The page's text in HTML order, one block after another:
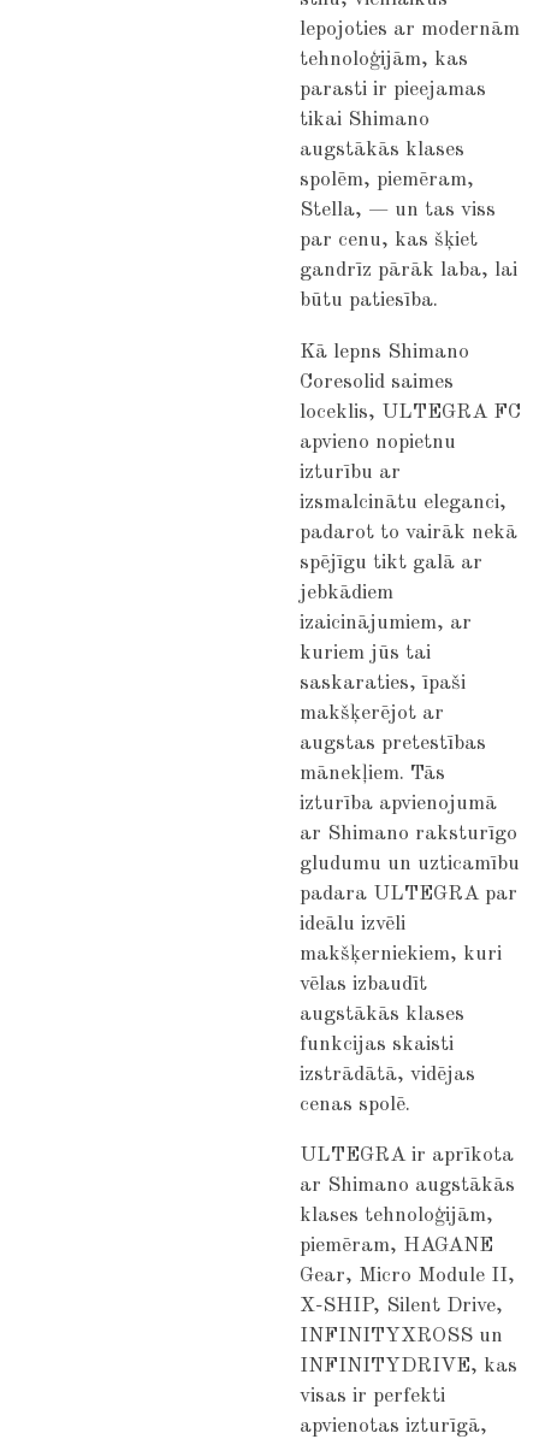
lepojoties ar modernām
tehnoloģijām, kas
parasti ir pieejamas
tikai Shimano
augstākās klases
spolēm, piemēram,
Stella, — un tas viss
par cenu, kas šķiet
gandrīz pārāk laba, lai
būtu patiesība.
Kā lepns Shimano
Coresolid saimes
loceklis, ULTEGRA FC
apvieno nopietnu
izturību ar
izsmalcinātu eleganci,
padarot to vairāk nekā
spējīgu tikt galā ar
jebkādiem
izaicinājumiem, ar
kuriem jūs tai
saskaraties, īpaši
makšķerējot ar
augstas pretestības
mānekļiem. Tās
izturība apvienojumā
ar Shimano raksturīgo
gludumu un uzticamību
padara ULTEGRA par
ideālu izvēli
makšķerniekiem, kuri
vēlas izbaudīt
augstākās klases
funkcijas skaisti
izstrādātā, vidējas
cenas spolē.
ULTEGRA ir aprīkota
ar Shimano augstākās
klases tehnoloģijām,
piemēram, HAGANE
Gear, Micro Module II,
X-SHIP, Silent Drive,
INFINITYXROSS un
INFINITYDRIVE, kas
visas ir perfekti
apvienotas izturīgā,